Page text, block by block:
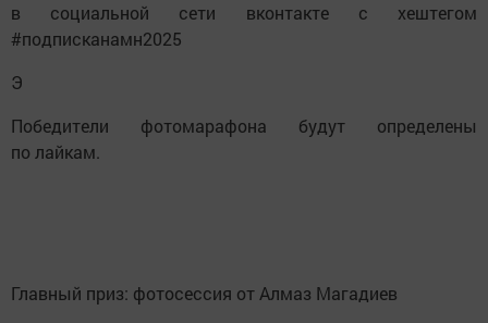
в социальной сети вконтакте с хештегом
#подписканамн2025
Э
Победители фотомарафона будут определены
по лайкам.
Главный приз: фотосессия от Алмаз Магадиев